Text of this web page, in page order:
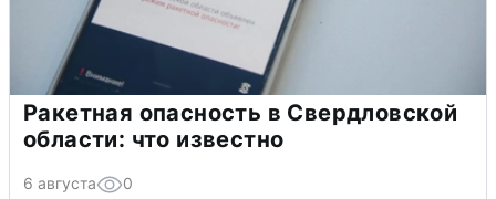
Ракетная опасность в Свердловской
области: что известно
6 августа 0